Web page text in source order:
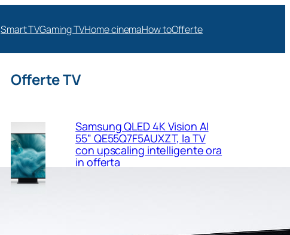
Smart TVGaming TVHome cinemaHow toOfferte
Offerte TV
Samsung QLED 4K Vision AI
55” QE55Q7F5AUXZT, la TV
con upscaling intelligente ora
in offerta